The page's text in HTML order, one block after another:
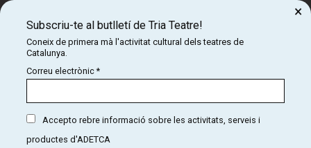
Subscriu-te al butlletí de Tria Teatre!
Coneix de primera mà l'activitat cultural dels teatres de
Catalunya.
Correu electrònic*
Accepto rebre informació sobre les activitats, serveis i
productes d'ADETCA
×